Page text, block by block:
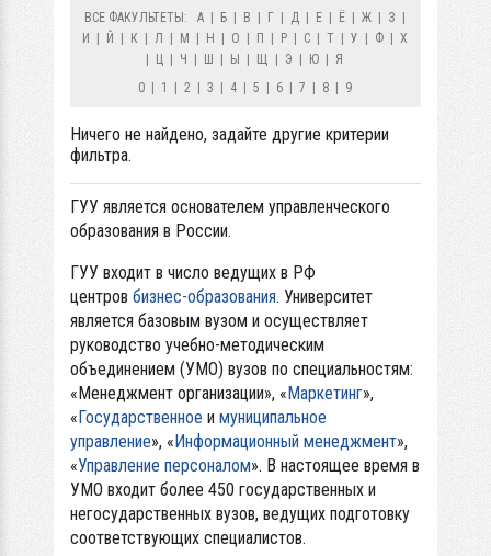
ВСЕ ФАКУЛЬТЕТЫ: А Б В Г Д Е Ё Ж З
И
Й К Л М Н О П Р С Т У Ф
Х
Ц Ч Ш Ы Щ Э Ю
Я
0
1 2 3 4 5 6 7 8 9
Ничего не найдено, задайте другие критерии
фильтра.
ГУУ является основателем управленческого
образования в России.
ГУУ входит в число ведущих в РФ
центров бизнес-образования. Университет
является базовым вузом и осуществляет
руководство учебно-методическим
объединением (УМО) вузов по специальностям:
«Менеджмент организации», «Маркетинг»,
«Государственное и муниципальное
управление», «Информационный менеджмент»,
«Управление персоналом». В настоящее время в
УМО входит более 450 государственных и
негосударственных вузов, ведущих подготовку
соответствующих специалистов.